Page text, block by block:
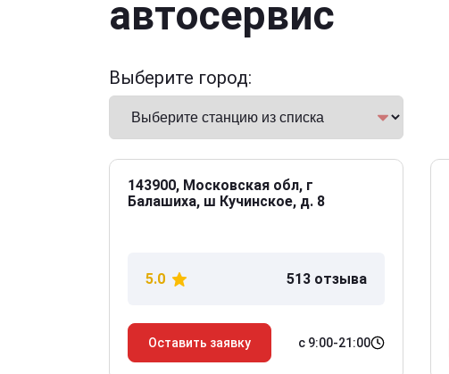
автосервис
Выберите город:
143900, Московская обл, г
Балашиха, ш Кучинское, д. 8
5.0 513 отзыва
Оставить заявку с 9:00-21:00